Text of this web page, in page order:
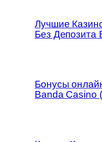
Лучшие
Без Депозита
Бонусы
Banda Casino